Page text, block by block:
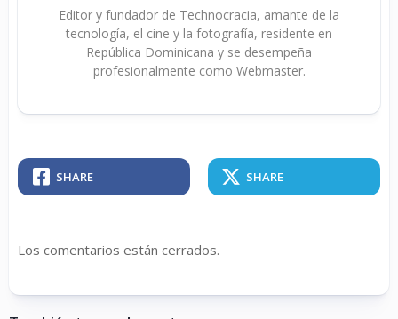
Editor y fundador de Technocracia, amante de la
tecnología, el cine y la fotografía, residente en
República Dominicana y se desempeña
profesionalmente como Webmaster.
SHARE SHARE
Los comentarios están cerrados.